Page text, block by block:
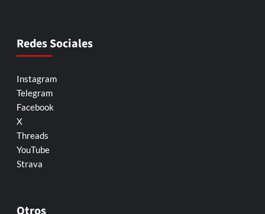
Redes Sociales
Instagram
Telegram
Facebook
X
Threads
YouTube
Strava